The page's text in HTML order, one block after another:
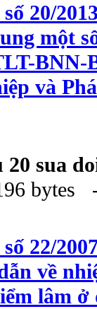
20/
một
BNN-
và
20 sua
22/
về
lâm